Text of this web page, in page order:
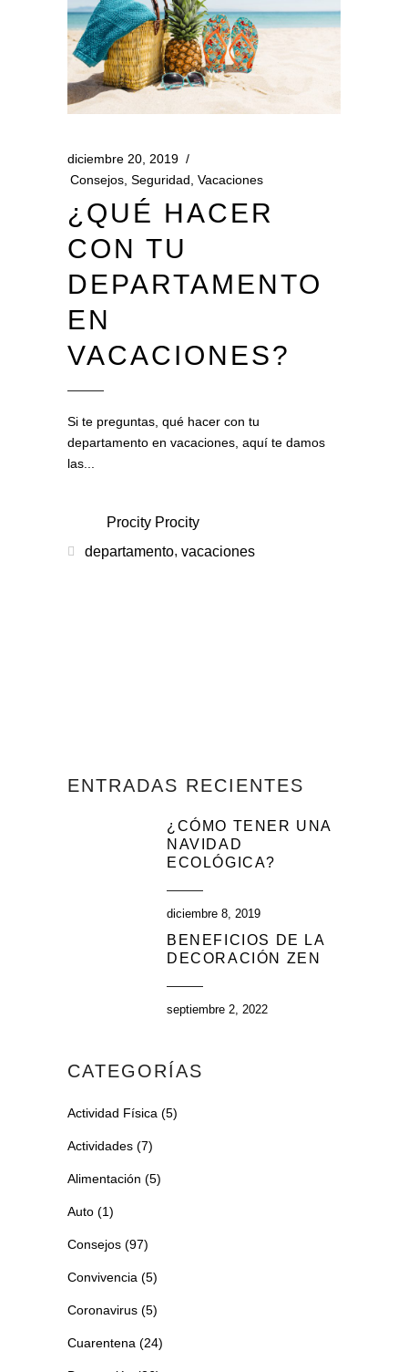
diciembre 20, 2019
Consejos Seguridad Vacaciones
¿QUÉ HACER
CON TU
DEPARTAMENTO
EN
VACACIONES?
Si te preguntas, qué hacer con tu
departamento en vacaciones, aquí te damos
las
Procity Procity
departamento, vacaciones
ENTRADAS RECIENTES
¿CÓMO TENER UNA
NAVIDAD
ECOLÓGICA?
diciembre 8, 2019
BENEFICIOS DE LA
DECORACIÓN ZEN
septiembre 2, 2022
CATEGORÍAS
Actividad Física (5)
Actividades (7)
Alimentación (5)
Auto (1)
Consejos (97)
Convivencia (5)
Coronavirus (5)
Cuarentena (24)